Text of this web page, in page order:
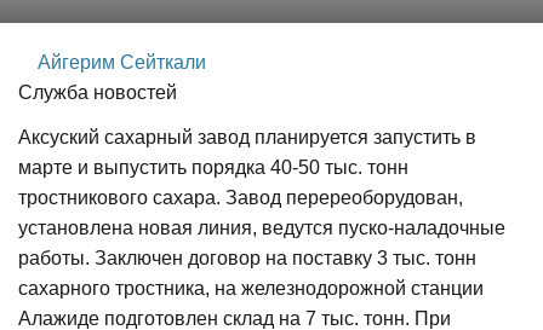
Айгерим Сейткали
Служба новостей
Аксуский сахарный завод планируется запустить в
марте и выпустить порядка 40-50 тыс. тонн
тростникового сахара. Завод перереоборудован,
установлена новая линия, ведутся пуско-наладочные
работы. Заключен договор на поставку 3 тыс. тонн
сахарного тростника, на железнодорожной станции
Алажиде подготовлен склад на 7 тыс. тонн. При